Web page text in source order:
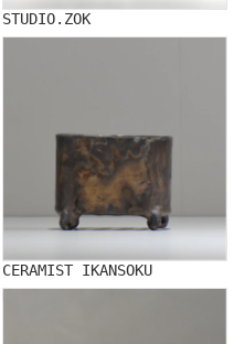
STUDIO.ZOK
CERAMIST IKANSOKU